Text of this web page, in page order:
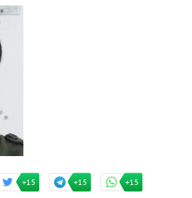
+15 +15 +15